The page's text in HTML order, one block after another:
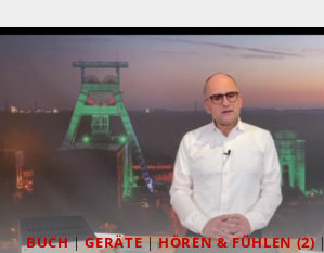
BUCH|GERÄTE|HÖREN & FÜHLEN (2)|